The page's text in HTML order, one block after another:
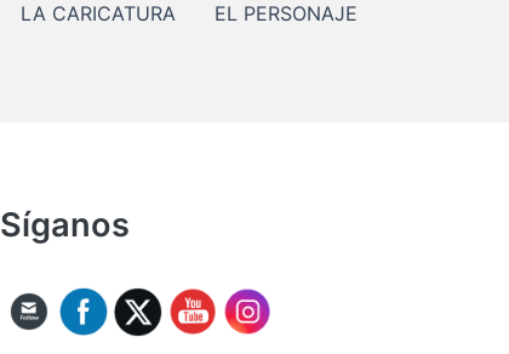
LA CARICATURA EL PERSONAJE
Síganos